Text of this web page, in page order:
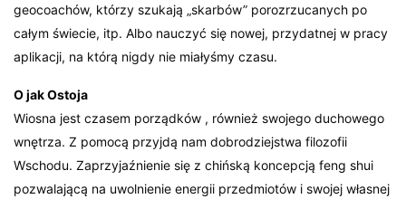
geocoachów, którzy szukają „skarbów” porozrzucanych po
całym świecie, itp. Albo nauczyć się nowej, przydatnej w pracy
aplikacji, na którą nigdy nie miałyśmy czasu.
O jak Ostoja
Wiosna jest czasem porządków , również swojego duchowego
wnętrza. Z pomocą przyjdą nam dobrodziejstwa filozofii
Wschodu. Zaprzyjaźnienie się z chińską koncepcją feng shui
pozwalającą na uwolnienie energii przedmiotów i swojej własnej